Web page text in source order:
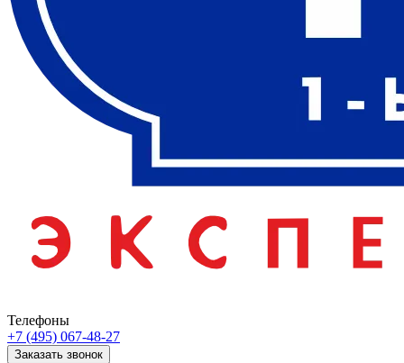
Телефоны
+7 (495) 067-48-27
Заказать звонок